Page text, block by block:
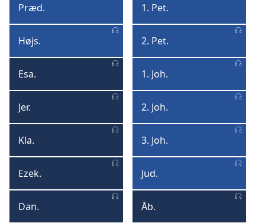
Prædikeren
Præd.
Højsangen
Højs.
Esajas
Esa.
Jeremias
Jer.
Klagesangene
Kla.
Ezekiel
Ezek.
Daniel
Dan.
1.
Peter
1. Pet.
2.
Peter
2. Pet.
1.
Johannes
1. Joh.
2.
Johannes
2. Joh.
3.
Johannes
3. Joh.
Judas
Jud.
Åbenbaringen
Åb.